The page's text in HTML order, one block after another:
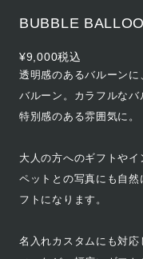
BUBBLE
¥9,000税込
透明感のあるバルーン
バルーン。カラフルな
特別感のある雰囲気に。
大人の方へのギフトや
ペットとの写真にも自
フトになります。
名入れカスタムにも対